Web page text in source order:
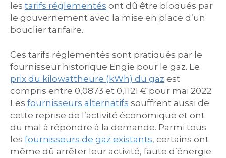
les tarifs réglementés ont dû être bloqués par
le gouvernement avec la mise en place d’un
bouclier tarifaire.
Ces tarifs réglementés sont pratiqués par le
fournisseur historique Engie pour le gaz. Le
prix du kilowattheure (kWh) du gaz est
compris entre 0,0873 et 0,1121 € pour mai 2022.
Les fournisseurs alternatifs souffrent aussi de
cette reprise de l’activité économique et ont
du mal à répondre à la demande. Parmi tous
les fournisseurs de gaz existants, certains ont
même dû arrêter leur activité, faute d’énergie